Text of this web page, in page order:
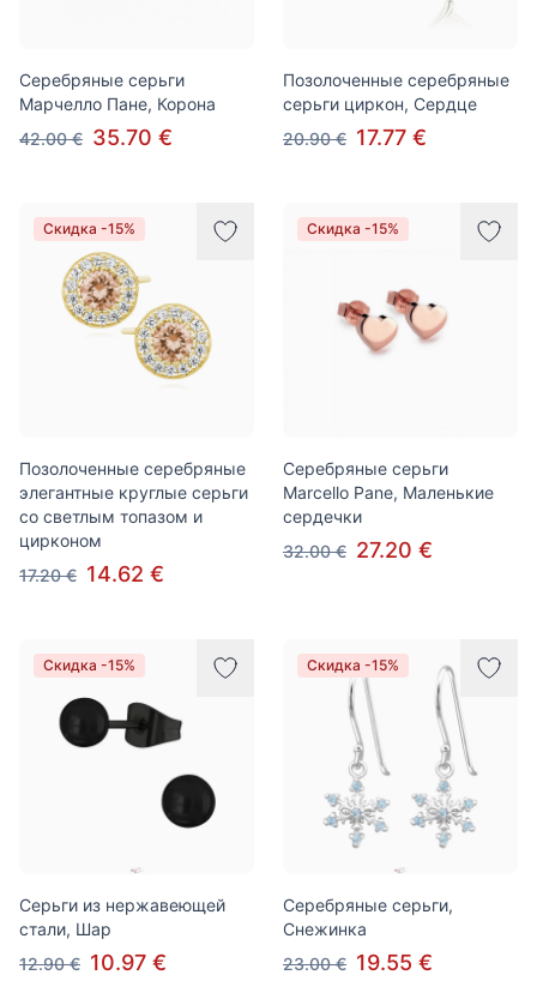
Серебряные серьги
Марчелло Пане, Корона
42.00 € 35.70 €
Позолоченные серебряные
серьги циркон, Сердце
20.90 € 17.77 €
Скидка -15%
Позолоченные серебряные
элегантные круглые серьги
со светлым топазом и
цирконом
17.20 € 14.62 €
Скидка -15%
Серебряные серьги
Marcello Pane, Маленькие
сердечки
32.00 € 27.20 €
Скидка -15%
Серьги из нержавеющей
стали, Шар
12.90 € 10.97 €
Скидка -15%
Серебряные серьги,
Снежинка
23.00 € 19.55 €